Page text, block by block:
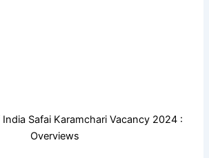
Safai Karamchari Vacancy 2024 :
Overviews